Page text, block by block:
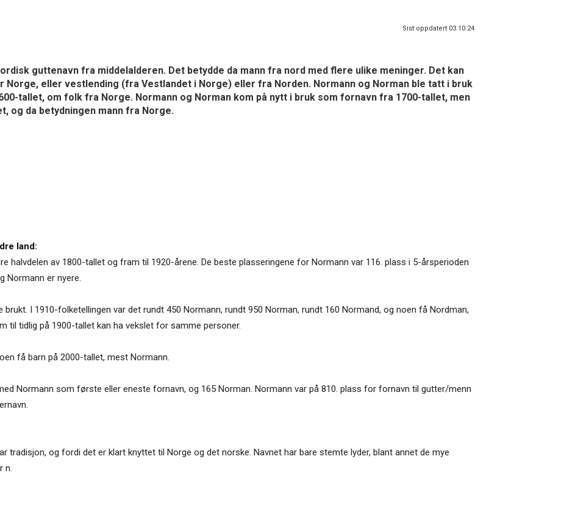
Sist oppdatert 03.10.24
guttenavn fra middelalderen. Det betydde da mann fra nord med flere ulike meninger. Det kan
eller vestlending (fra Vestlandet i Norge) eller fra Norden. Normann og Norman ble tatt i bruk
tallet, om folk fra Norge. Normann og Norman kom på nytt i bruk som fornavn fra 1700-tallet, men
og da betydningen mann fra Norge.
land:
halvdelen av 1800-tallet og fram til 1920-årene. De beste plasseringene for Normann var 116. plass i 5-årsperioden
Normann er nyere.
brukt. I 1910-folketellingen var det rundt 450 Normann, rundt 950 Norman, rundt 160 Normand, og noen få Nordman,
til tidlig på 1900-tallet kan ha vekslet for samme personer.
få barn på 2000-tallet, mest Normann.
Normann som første eller eneste fornavn, og 165 Norman. Normann var på 810. plass for fornavn til gutter/menn
tradisjon, og fordi det er klart knyttet til Norge og det norske. Navnet har bare stemte lyder, blant annet de mye
n.